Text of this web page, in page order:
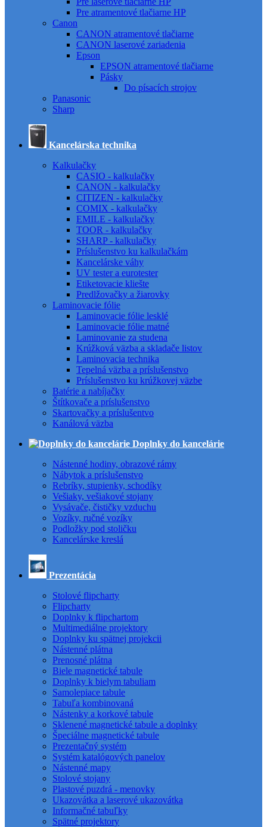
Pre atramentové tlačiarne HP
Canon
CANON atramentové tlačiarne
CANON laserové zariadenia
Epson
EPSON atramentové tlačiarne
Pásky
Do písacích strojov
Panasonic
Sharp
Kancelárska technika
Kalkulačky
CASIO - kalkulačky
CANON - kalkulačky
CITIZEN - kalkulačky
COMIX - kalkulačky
EMILE - kalkulačky
TOOR - kalkulačky
SHARP - kalkulačky
Príslušenstvo ku kalkulačkám
Kancelárske váhy
UV tester a eurotester
Etiketovacie kliešte
Predlžovačky a žiarovky
Laminovacie fólie
Laminovacie fólie lesklé
Laminovacie fólie matné
Laminovanie za studena
Krúžková väzba a skladače listov
Laminovacia technika
Tepelná väzba a príslušenstvo
Príslušenstvo ku krúžkovej väzbe
Batérie a nabíjačky
Štítkovače a príslušenstvo
Skartovačky a príslušentvo
Kanálová väzba
Doplnky do kancelárie
Nástenné hodiny, obrazové rámy
Nábytok a príslušenstvo
Rebríky, stupienky, schodíky
Vešiaky, vešiakové stojany
Vysávače, čističky vzduchu
Vozíky, ručné vozíky
Podložky pod stoličku
Kancelárske kreslá
Prezentácia
Stolové flipcharty
Flipcharty
Doplnky k flipchartom
Multimediálne projektory
Doplnky ku spätnej projekcii
Nástenné plátna
Prenosné plátna
Biele magnetické tabule
Doplnky k bielym tabuliam
Samolepiace tabule
Tabuľa kombinovaná
Nástenky a korkové tabule
Sklenené magnetické tabule a doplnky
Špeciálne magnetické tabule
Prezentačný systém
Systém katalógových panelov
Nástenné mapy
Stolové stojany
Plastové puzdrá - menovky
Ukazovátka a laserové ukazovátka
Informačné tabuľky
Spätné projektory